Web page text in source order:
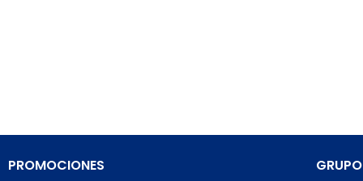
PROMOCIONES